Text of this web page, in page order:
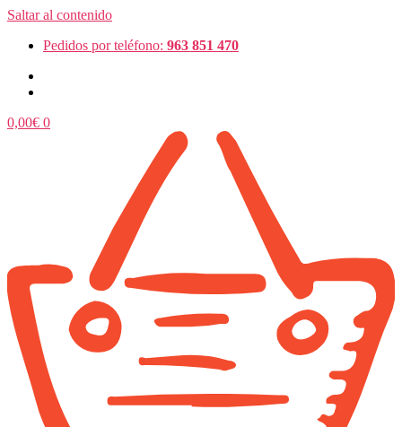
Saltar al contenido
Pedidos por teléfono: 963 851 470
0,00€ 0